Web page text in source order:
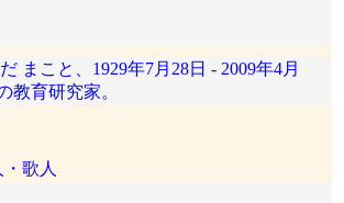
まこと、1929年7月28日 - 2009年4月
教育研究家。
歌人